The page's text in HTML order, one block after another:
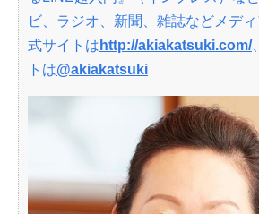
ビ、ラジオ、新聞、雑誌などメデ
式サイトは http://akiakatsuki.com/
トは@akiakatsuki